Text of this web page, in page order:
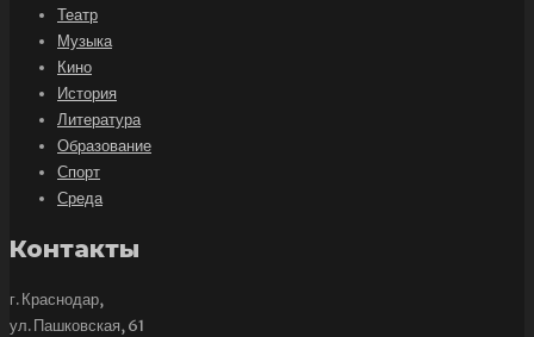
Театр
Музыка
Кино
История
Литература
Образование
Спорт
Среда
Контакты
г. Краснодар,
ул. Пашковская, 61